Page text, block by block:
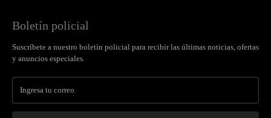
Boletín policial
Suscríbete a nuestro boletín policial para recibir las últimas noticias, ofertas
y anuncios especiales.